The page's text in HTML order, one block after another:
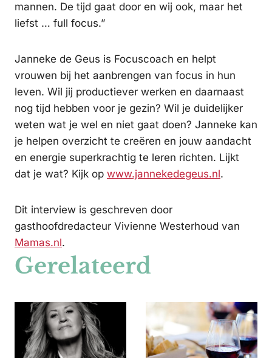
mannen. De tijd gaat door en wij ook, maar het
liefst … full focus.”
Janneke de Geus is Focuscoach en helpt
vrouwen bij het aanbrengen van focus in hun
leven. Wil jij productiever werken en daarnaast
nog tijd hebben voor je gezin? Wil je duidelijker
weten wat je wel en niet gaat doen? Janneke kan
je helpen overzicht te creëren en jouw aandacht
en energie superkrachtig te leren richten. Lijkt
dat je wat? Kijk op www.jannekedegeus.nl.
Dit interview is geschreven door
gasthoofdredacteur Vivienne Westerhoud van
Mamas.nl.
Gerelateerd